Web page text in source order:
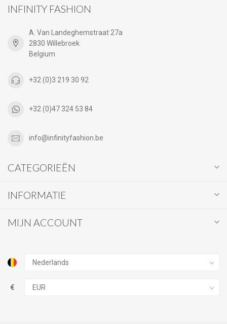
INFINITY FASHION
A. Van Landeghemstraat 27a
2830 Willebroek
Belgium
+32 (0)3 219 30 92
+32 (0)47 324 53 84
info@infinityfashion.be
CATEGORIEËN
INFORMATIE
MIJN ACCOUNT
€